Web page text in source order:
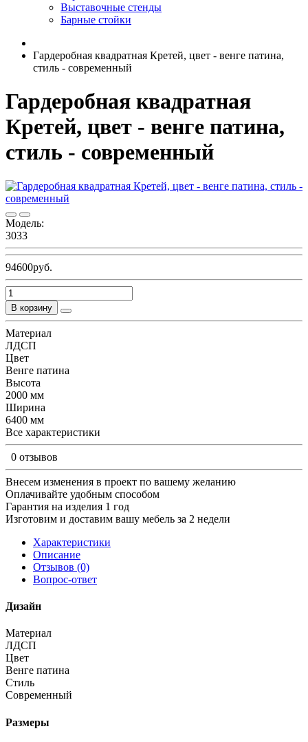
Выставочные стенды
Барные стойки
Гардеробная квадратная Кретей, цвет - венге патина,
стиль - современный
Гардеробная квадратная
Кретей, цвет - венге патина,
стиль - современный
Модель:
3033
94600руб.
В корзину
Материал
ЛДСП
Цвет
Венге патина
Высота
2000 мм
Ширина
6400 мм
Все характеристики
0 отзывов
Внесем изменения в проект по вашему желанию
Оплачивайте удобным способом
Гарантия на изделия 1 год
Изготовим и доставим вашу мебель за 2 недели
Характеристики
Описание
Отзывов (0)
Вопрос-ответ
Дизайн
Материал
ЛДСП
Цвет
Венге патина
Стиль
Современный
Размеры